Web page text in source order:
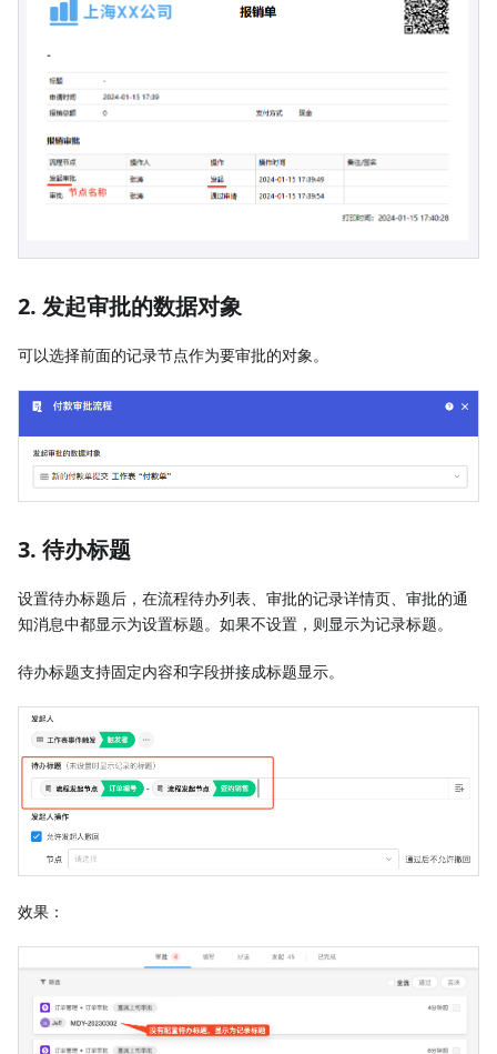
2. 发起审批的数据对象
可以选择前面的记录节点作为要审批的对象。
3. 待办标题
设置待办标题后，在流程待办列表、审批的记录详情页、审批的通
知消息中都显示为设置标题。如果不设置，则显示为记录标题。
待办标题支持固定内容和字段拼接成标题显示。
效果：